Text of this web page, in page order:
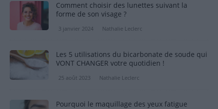
Comment choisir des lunettes suivant la
forme de son visage ?
3 janvier 2024 Nathalie Leclerc
Les 5 utilisations du bicarbonate de soude qui
VONT CHANGER votre quotidien !
25 août 2023 Nathalie Leclerc
Pourquoi le maquillage des yeux fatigue